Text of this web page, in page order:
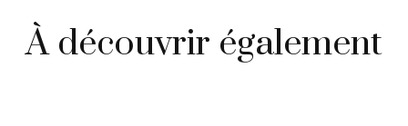
À découvrir également